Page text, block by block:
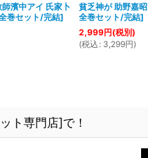
濱中アイ 氏家卜
巻セット/完結]
貧乏神が 助野嘉昭
全巻セット/完結]
2,999円(税別)
(税込 : 3,299円)
ト専門店]で！